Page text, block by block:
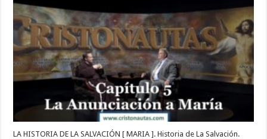
LA HISTORIA DE LA SALVACIÓN [ MARIA ]. Historia de La Salvación.